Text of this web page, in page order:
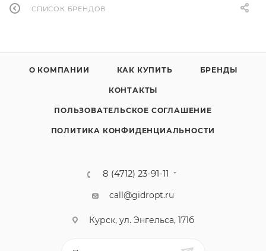
СПИСОК БРЕНДОВ
О КОМПАНИИ КАК КУПИТЬ БРЕНДЫ
КОНТАКТЫ
ПОЛЬЗОВАТЕЛЬСКОЕ СОГЛАШЕНИЕ
ПОЛИТИКА КОНФИДЕНЦИАЛЬНОСТИ
8 (4712) 23-91-11
call@gidropt.ru
Курск, ул. Энгельса, 171б